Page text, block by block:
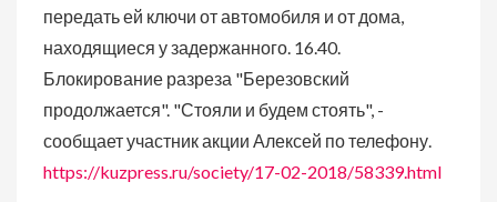
передать ей ключи от автомобиля и от дома,
находящиеся у задержанного. 16.40.
Блокирование разреза "Березовский
продолжается". "Стояли и будем стоять", -
сообщает участник акции Алексей по телефону.
https://kuzpress.ru/society/17-02-2018/58339.html